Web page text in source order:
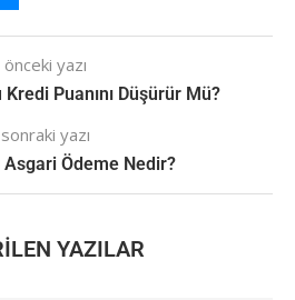
önceki yazı
Puanını Düşürür Mü?
sonraki yazı
Asgari Ödeme Nedir?
YAZILAR